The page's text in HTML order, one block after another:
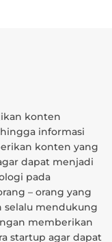
konten
informasi
konten yang
dapat menjadi
pada
– orang yang
selalu mendukung
memberikan
startup agar dapat